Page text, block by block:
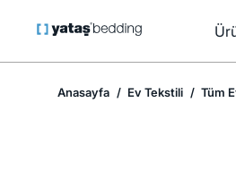
Anasayfa Ev Tekstili Tüm